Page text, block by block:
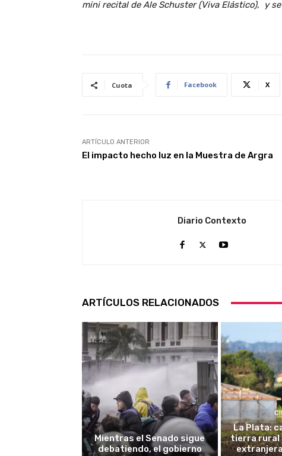
mini recital de Ale Schuster (Viva Elástico), y
Cuota Facebook X
ARTÍCULO ANTERIOR
El impacto hecho luz en la Muestra de Argra
Diario Contexto
ARTÍCULOS RELACIONADOS
Mientras el Senado sigue
debatiendo, el gobierno
La Plata:
tierra rural